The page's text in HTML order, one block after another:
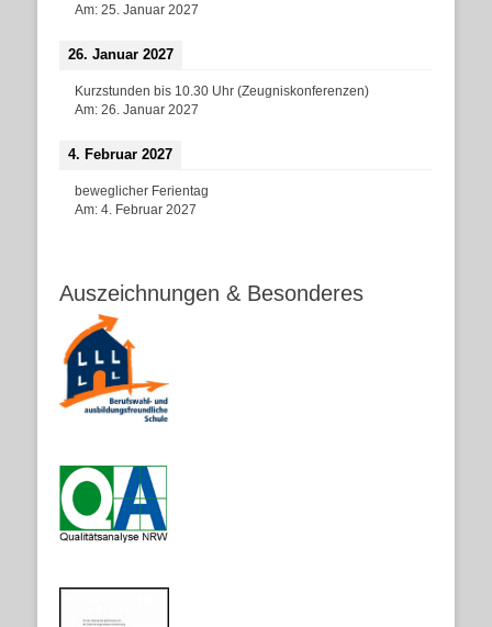
Am: 25. Januar 2027
26. Januar 2027
Kurzstunden bis 10.30 Uhr (Zeugniskonferenzen)
Am: 26. Januar 2027
4. Februar 2027
beweglicher Ferientag
Am: 4. Februar 2027
Auszeichnungen & Besonderes